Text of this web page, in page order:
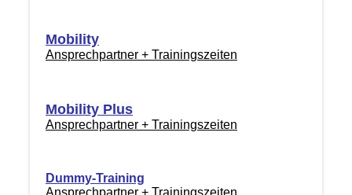
Mobility
Ansprechpartner + Trainingszeiten
Mobility Plus
Ansprechpartner + Trainingszeiten
Dummy-Training
Ansprechpartner + Trainingszeiten